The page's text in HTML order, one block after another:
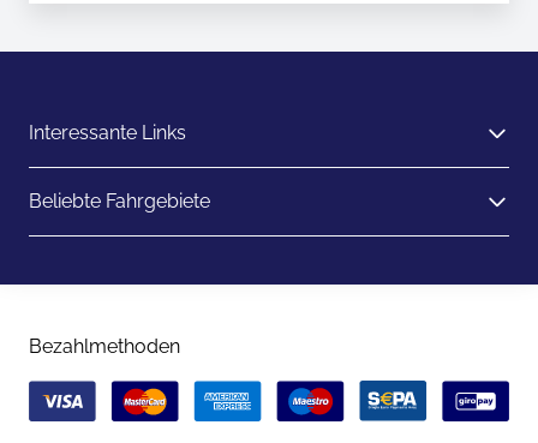
Interessante Links
Beliebte Fahrgebiete
Bezahlmethoden